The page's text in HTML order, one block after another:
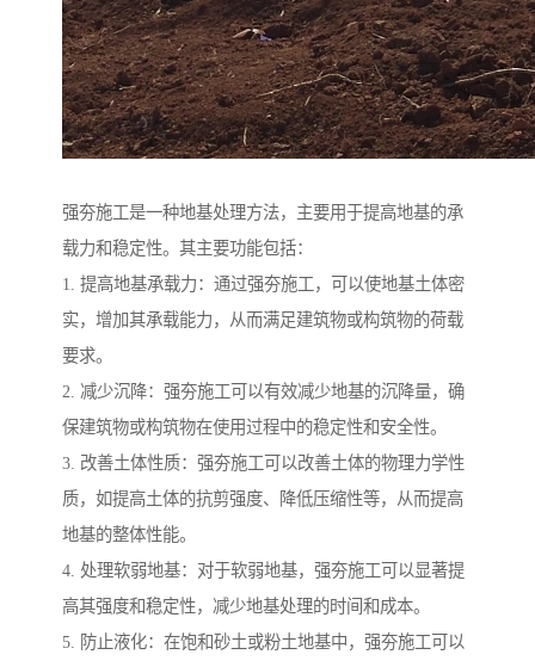
强夯施工是一种地基处理方法，主要用于提高地基的承
载力和稳定性。其主要功能包括：
1. 提高地基承载力：通过强夯施工，可以使地基土体密
实，增加其承载能力，从而满足建筑物或构筑物的荷载
要求。
2. 减少沉降：强夯施工可以有效减少地基的沉降量，确
保建筑物或构筑物在使用过程中的稳定性和安全性。
3. 改善土体性质：强夯施工可以改善土体的物理力学性
质，如提高土体的抗剪强度、降低压缩性等，从而提高
地基的整体性能。
4. 处理软弱地基：对于软弱地基，强夯施工可以显著提
高其强度和稳定性，减少地基处理的时间和成本。
5. 防止液化：在饱和砂土或粉土地基中，强夯施工可以